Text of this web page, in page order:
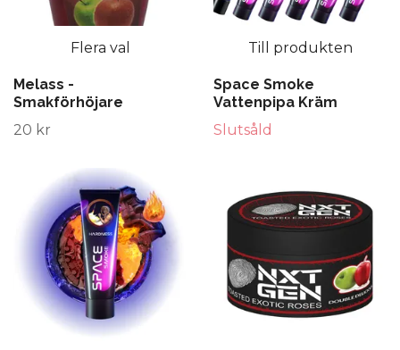
Flera val
Melass -
Smakförhöjare
20 kr
Till produkten
Space Smoke
Vattenpipa Kräm
Slutsåld